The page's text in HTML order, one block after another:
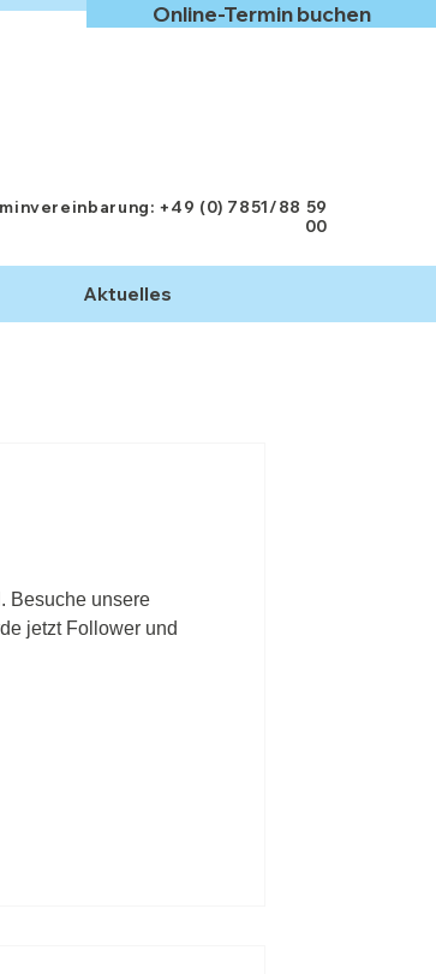
Online-Termin buchen
+49 (0) 7851/88 59
00
Aktuelles
Besuche unsere
jetzt Follower und